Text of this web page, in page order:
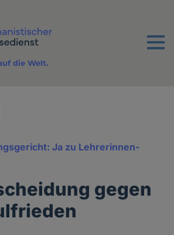
Menu
die Welt.
Ja zu Lehrerinnen-
gegen